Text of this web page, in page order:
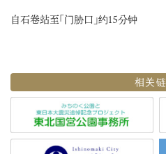
自石卷站至「门胁口」约15分钟
相关